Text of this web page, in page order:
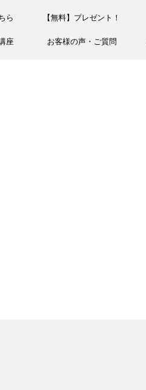
ら 【無料】プレゼント！
座 お客様の声・ご質問